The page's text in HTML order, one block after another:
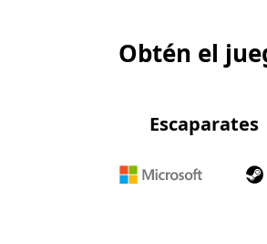
Obtén el
Escaparates